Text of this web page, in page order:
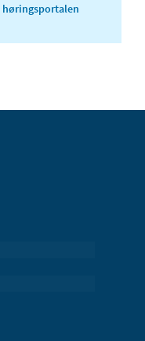
høringsportalen